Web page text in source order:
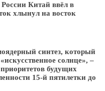
Китай ввёл в
хлынул на восток
синтез, который
солнце», –
будущих
15-й пятилетки до